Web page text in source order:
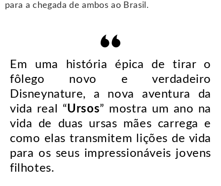
para a chegada de ambos ao Brasil.
Em uma história épica de tirar o
fôlego novo e verdadeiro
Disneynature, a nova aventura da
vida real “Ursos” mostra um ano na
vida de duas ursas mães carrega e
como elas transmitem lições de vida
para os seus impressionáveis jovens
filhotes.